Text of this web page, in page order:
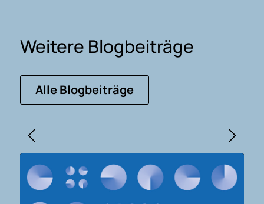
Weitere Blogbeiträge
Alle Blogbeiträge